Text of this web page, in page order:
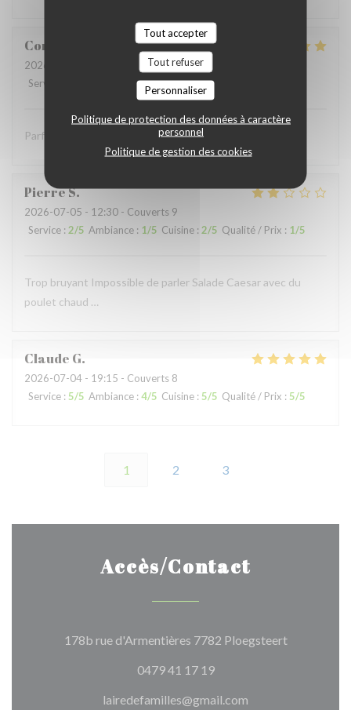
Tout accepter
Tout refuser
Personnaliser
Politique de protection des données à caractère
personnel
Politique de gestion des cookies
Coralie
2026-07-05
- 12:15 - Couverts 4
Service
:5/5 Cuisine:5/5
Parfait comme toujours !
PierreS
2026-07-05 - 12:30 - Couverts 9
Service : 2/5 Ambiance : 1/5 Cuisine : 2/5 Qualité / Prix : 1/5
Trop bruyant Impossible de parler Salade Caesar avec du
poulet chaud …
Claude G
2026-07-04 - 19:15 - Couverts 8
Service : 5/5 Ambiance : 4/5 Cuisine : 5/5 Qualité / Prix : 5/5
1 2 3
Accès/Contact
178b rue d'Armentières 7782 Ploegsteert((ouvre une
0479 41 17 19
lairedefamilles@gmail.com